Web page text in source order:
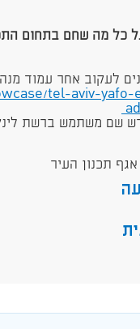
כל מה שחם בתחום
לעקוב אחר עמוד
tel-aviv-yafo-
שם משתמש ברשת
תכנון העיר